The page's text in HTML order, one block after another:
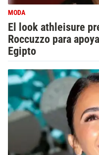
MODA
El look athleisure
Roccuzzo para
Egipto